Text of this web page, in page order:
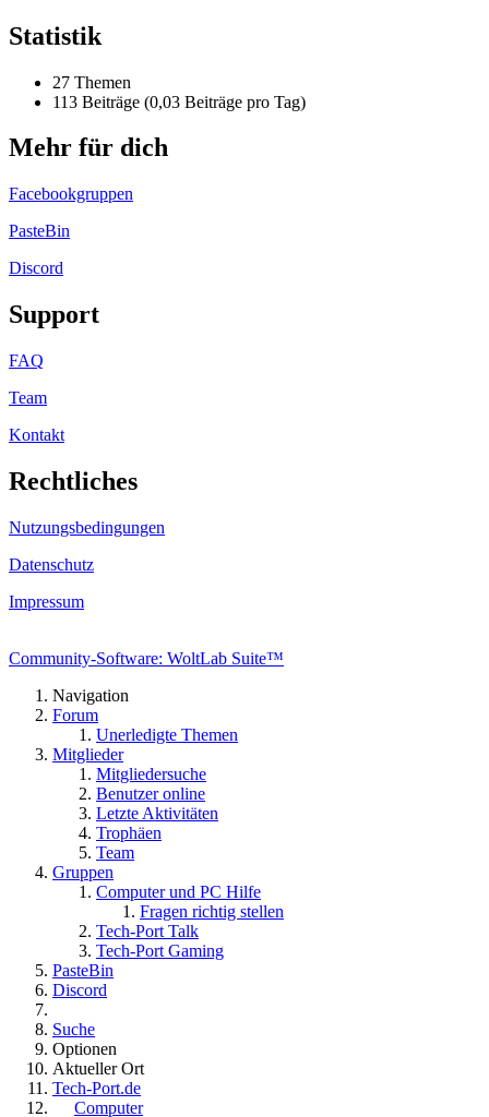
Statistik
27 Themen
113 Beiträge (0,03 Beiträge pro Tag)
Mehr für dich
Facebookgruppen
PasteBin
Discord
Support
FAQ
Team
Kontakt
Rechtliches
Nutzungsbedingungen
Datenschutz
Impressum
Community-Software: WoltLab Suite™
Navigation
Forum
Unerledigte Themen
Mitglieder
Mitgliedersuche
Benutzer online
Letzte Aktivitäten
Trophäen
Team
Gruppen
Computer und PC Hilfe
Fragen richtig stellen
Tech-Port Talk
Tech-Port Gaming
PasteBin
Discord
Suche
Optionen
Aktueller Ort
Tech-Port.de
Computer